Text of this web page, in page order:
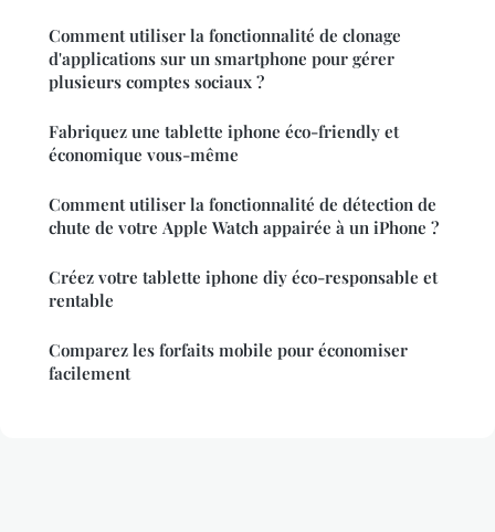
Comment utiliser la fonctionnalité de clonage
d'applications sur un smartphone pour gérer
plusieurs comptes sociaux ?
Fabriquez une tablette iphone éco-friendly et
économique vous-même
Comment utiliser la fonctionnalité de détection de
chute de votre Apple Watch appairée à un iPhone ?
Créez votre tablette iphone diy éco-responsable et
rentable
Comparez les forfaits mobile pour économiser
facilement